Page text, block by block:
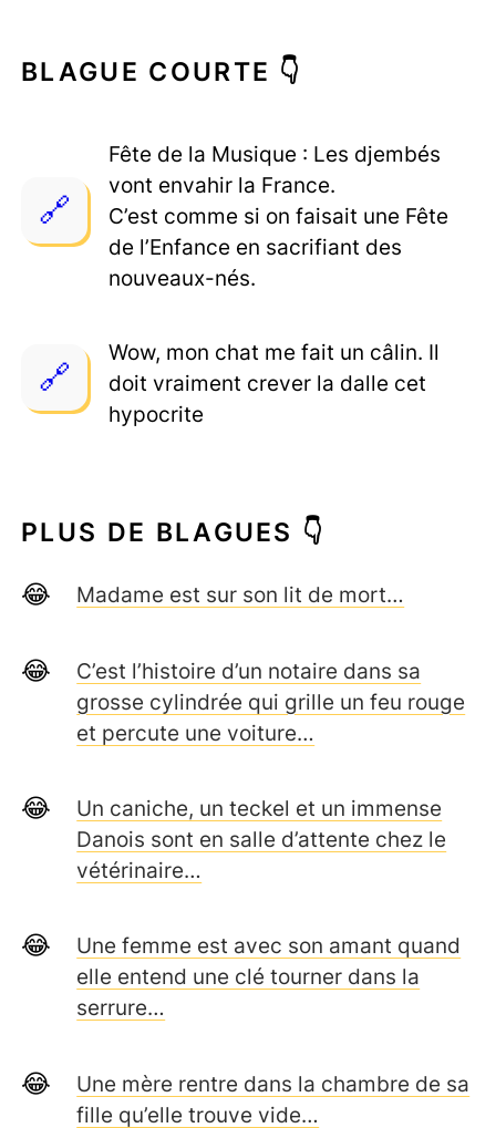
BLAGUE COURTE 👇
Fête de la Musique : Les djembés
vont envahir la France.
C’est comme si on faisait une Fête
de l’Enfance en sacrifiant des
nouveaux-nés.
Wow, mon chat me fait un câlin. Il
doit vraiment crever la dalle cet
hypocrite
PLUS DE BLAGUES 👇
Madame est sur son lit de mort…
C’est l’histoire d’un notaire dans sa
grosse cylindrée qui grille un feu rouge
et percute une voiture…
Un caniche, un teckel et un immense
Danois sont en salle d’attente chez le
vétérinaire…
Une femme est avec son amant quand
elle entend une clé tourner dans la
serrure…
Une mère rentre dans la chambre de sa
fille qu’elle trouve vide…